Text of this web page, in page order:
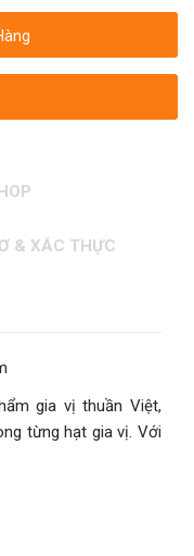
& XÁC THỰC
gia vị thuần Việt,
từng hạt gia vị. Với